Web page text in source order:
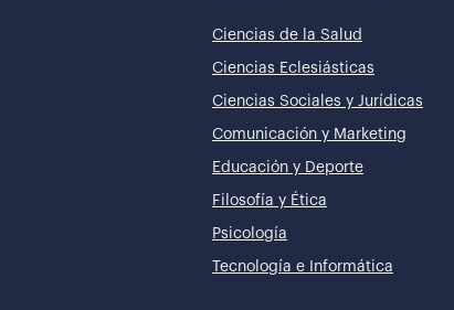
Ciencias de la Salud
Ciencias Eclesiásticas
Ciencias Sociales y Jurídicas
Comunicación y Marketing
Educación y Deporte
Filosofía y Ética
Psicología
Tecnología e Informática